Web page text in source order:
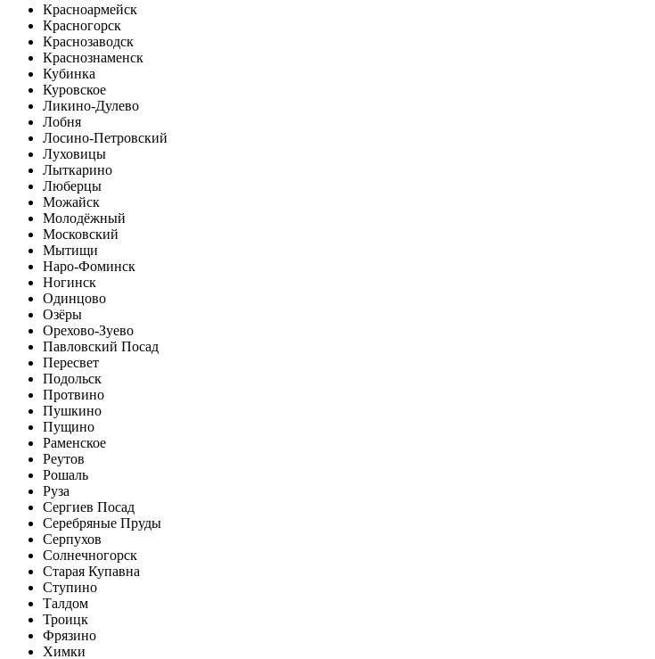
Красноармейск
Красногорск
Краснозаводск
Краснознаменск
Кубинка
Куровское
Ликино-Дулево
Лобня
Лосино-Петровский
Луховицы
Лыткарино
Люберцы
Можайск
Молодёжный
Московский
Мытищи
Наро-Фоминск
Ногинск
Одинцово
Озёры
Орехово-Зуево
Павловский Посад
Пересвет
Подольск
Протвино
Пушкино
Пущино
Раменское
Реутов
Рошаль
Руза
Сергиев Посад
Серебряные Пруды
Серпухов
Солнечногорск
Старая Купавна
Ступино
Талдом
Троицк
Фрязино
Химки